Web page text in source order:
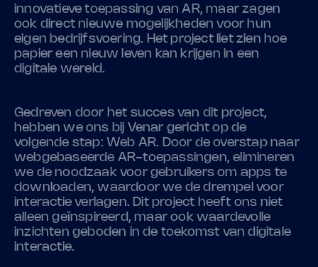
innovatieve toepassing van AR, maar zagen
ook direct nieuwe mogelijkheden voor hun
eigen bedrijfsvoering. Het project liet zien hoe
papier een nieuw leven kan krijgen in een
digitale wereld.
Gedreven door het succes van dit project,
hebben we ons bij Venar gericht op de
volgende stap: Web AR. Door de overstap naar
webgebaseerde AR-toepassingen, elimineren
we de noodzaak voor gebruikers om apps te
downloaden, waardoor we de drempel voor
interactie verlagen. Dit project heeft ons niet
alleen geïnspireerd, maar ook waardevolle
inzichten geboden in de toekomst van digitale
interactie.